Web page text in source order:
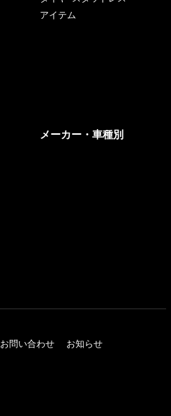
アイテム
メーカー・車種別
お問い合わせ
お知らせ